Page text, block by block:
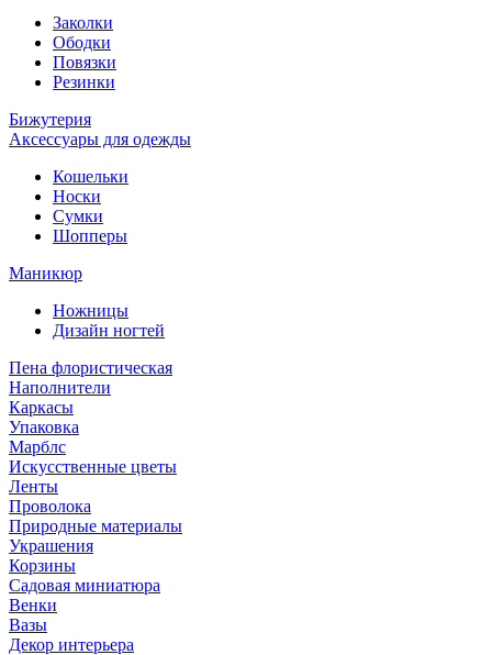
Заколки
Ободки
Повязки
Резинки
Бижутерия
Аксессуары для одежды
Кошельки
Носки
Сумки
Шопперы
Маникюр
Ножницы
Дизайн ногтей
Пена флористическая
Наполнители
Каркасы
Упаковка
Марблс
Искусственные цветы
Ленты
Проволока
Природные материалы
Украшения
Корзины
Садовая миниатюра
Венки
Вазы
Декор интерьера